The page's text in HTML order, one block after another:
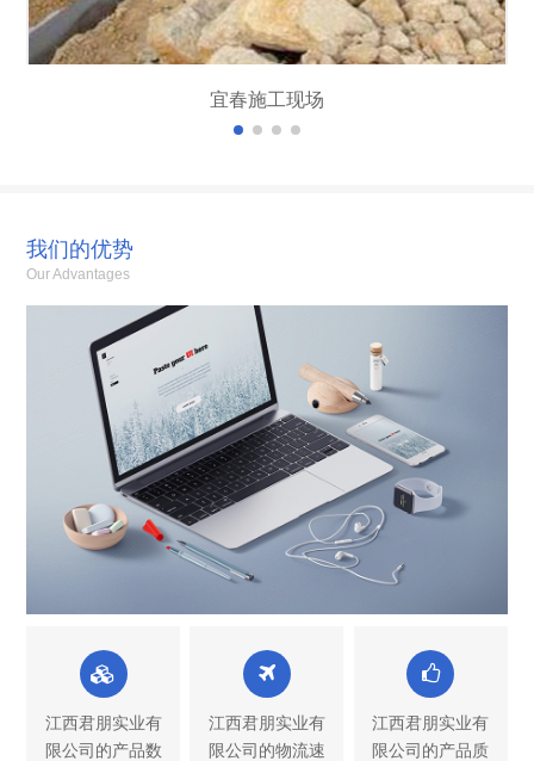
宜春施工现场
我们的优势
Our Advantages
江西君朋实业有
限公司的产品数
江西君朋实业有
限公司的物流速
江西君朋实业有
限公司的产品质